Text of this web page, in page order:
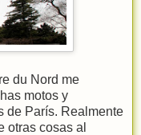
du Nord me
motos y
de París. Realmente
otras cosas al